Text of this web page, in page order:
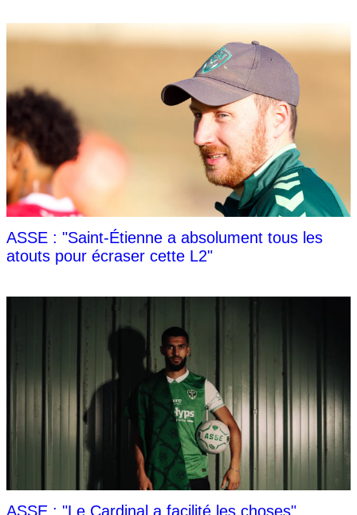
ASSE : "Saint-Étienne a absolument tous les
atouts pour écraser cette L2"
ASSE : "Le Cardinal a facilité les choses"